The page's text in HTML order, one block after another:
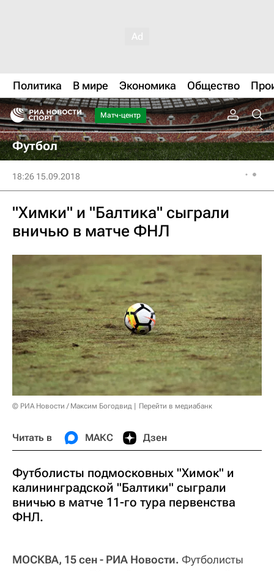
Политика В мире Экономика Общество
Матч-центр
Футбол
18:26 15.09.2018
"Химки" и "Балтика" сыграли
вничью в матче ФНЛ
© РИА Новости / Максим Богодвид Перейти в медиабанк
Читать в МАКС Дзен
Футболисты подмосковных "Химок" и
калининградской "Балтики" сыграли
вничью в матче 11-го тура первенства
ФНЛ.
МОСКВА, 15 сен - РИА Новости. Футболисты